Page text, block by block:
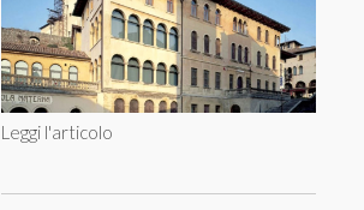
Leggi l'articolo